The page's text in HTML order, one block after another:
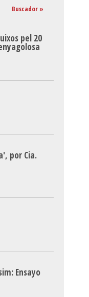
Buscador »
pel 20
por Cia.
Ensayo